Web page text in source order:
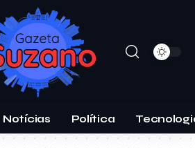
Notícias Política